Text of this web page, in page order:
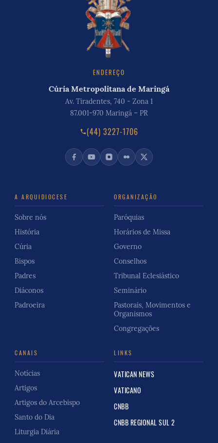
ENDEREÇO
Cúria Metropolitana de Maringá
Av. Tiradentes, 740 - Zona 1
87.001-970 Maringá – PR
(44) 3227-1706
A ARQUIDIOCESE
Sobre nós
História
Cúria
Bispos
Padres
Diáconos
Padroeira
ORGANIZAÇÃO
Paróquias
Horários de Missa
Governo
Conselhos
Tribunal Eclesiástico
Seminário
Pastorais, Movimentos e
Organismos
Congregações
CANAIS
Notícias
Artigos
Artigos do Arcebispo
Santo do Dia
Liturgia Diária
LINKS
VATICAN NEWS
VATICANO
CNBB
CNBB REGIONAL SUL 2